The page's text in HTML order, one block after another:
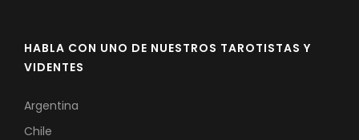
HABLA CON UNO DE NUESTROS TAROTISTAS Y
VIDENTES
Argentina
Chile